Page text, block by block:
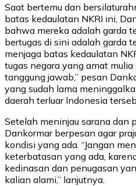
Saat bertemu dan
batas kedaulatan NKRI ini,
bahwa mereka adalah garda
bertugas di sini adalah garda
menjaga batas kedaulatan
tugas negara yang amat
tanggung jawab,” pesan
yang sudah lama
daerah terluar Indonesia
Setelah meninjau sarana dan
Dankormar berpesan agar
kondisi yang ada. “Jangan
keterbatasan yang ada,
kedinasan dan penugasan
kalian alami,” lanjutnya.